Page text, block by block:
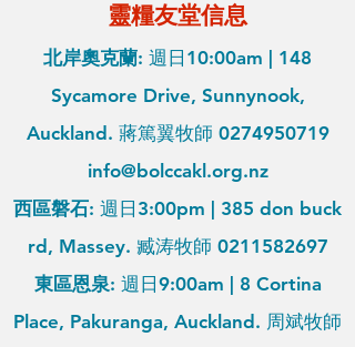
​靈糧友堂信息
北岸奧克蘭: 週日10:00am | 148
Sycamore Drive, Sunnynook,
Auckland​. 蔣篤翼牧師 0274950719
info@bolccakl.org.nz
西區磐石: 週日3:00pm | 385 don buck
rd, Massey. 臧涛牧師 0211582697
東區恩泉: 週日9:00am | 8 Cortina
Place, Pakuranga, Auckland. 周斌牧師